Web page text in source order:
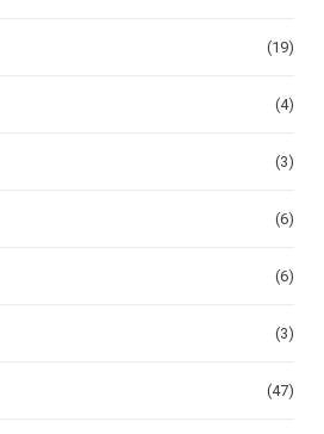
(19)
(4)
(3)
(6)
(6)
(3)
(47)